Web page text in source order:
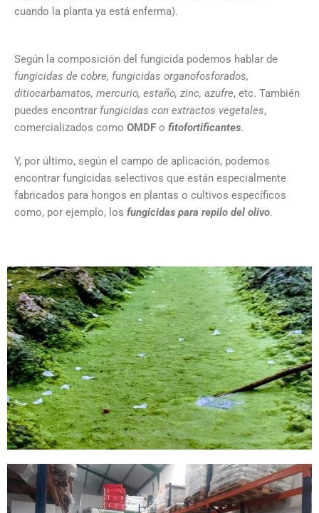
cuando la planta ya está enferma).
Según la composición del fungicida podemos hablar de
fungicidas de cobre, fungicidas organofosforados,
ditiocarbamatos, mercurio, estaño, zinc, azufre, etc. También
puedes encontrar fungicidas con extractos vegetales,
comercializados como OMDF o fitofortificantes.
Y, por último, según el campo de aplicación, podemos
encontrar fungicidas selectivos que están especialmente
fabricados para hongos en plantas o cultivos específicos
como, por ejemplo, los fungicidas para repilo del olivo.